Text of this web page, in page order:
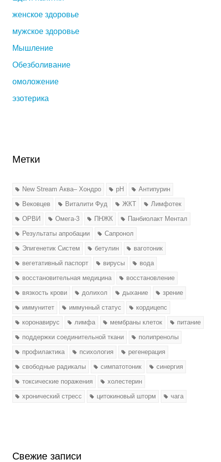
женское здоровье
мужское здоровье
Мышление
Обезболивание
омоложение
эзотерика
Метки
New Stream Аква– Хондро pH
Антипурин
Вековцев
Виталити Фуд ЖКТ
Лимфотек
ОРВИ
Омега-3 ПНЖК
Панбиолакт Ментал
Результаты апробации
Сапронол
Эпигенетик Систем
бетулин
ваготоник
вегетативный паспорт
вирусы
вода
восстановительная медицина
восстановление
вязкость крови
долихол дыхание
зрение
иммунитет
иммунный статус
кордицепс
коронавирус
лимфа мембраны клеток
питание
поддержки соединительной ткани
полипренолы
профилактика
психология
регенерация
свободные радикалы
симпатотоник
синергия
токсические поражения
холестерин
хронический стресс
цитокиновый шторм чага
Свежие записи